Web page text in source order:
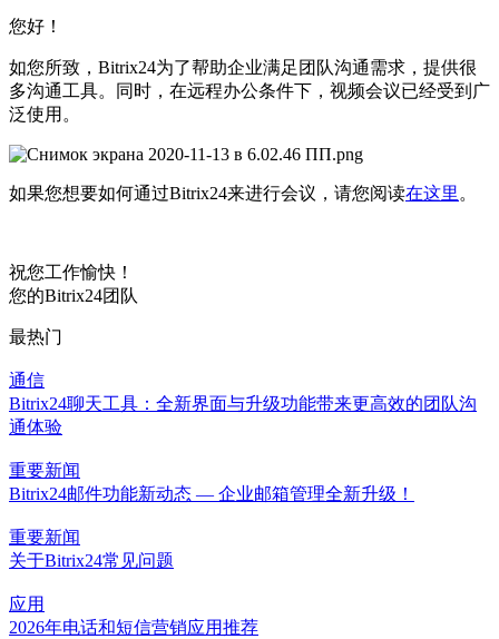
您好！
如您所致，Bitrix24为了帮助企业满足团队沟通需求，提供很
多沟通工具。同时，在远程办公条件下，视频会议已经受到广
泛使用。
如果您想要如何通过Bitrix24来进行会议，请您阅读在这里。
祝您工作愉快！
您的Bitrix24团队
最热门
通信
Bitrix24聊天工具：全新界面与升级功能带来更高效的团队沟
通体验
重要新闻
Bitrix24邮件功能新动态 — 企业邮箱管理全新升级！
重要新闻
关于Bitrix24常见问题
应用
2026年电话和短信营销应用推荐